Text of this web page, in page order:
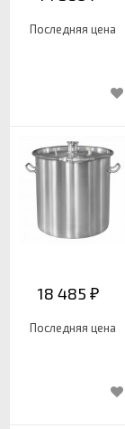
Последняя цена
18 485 ₽
Последняя цена